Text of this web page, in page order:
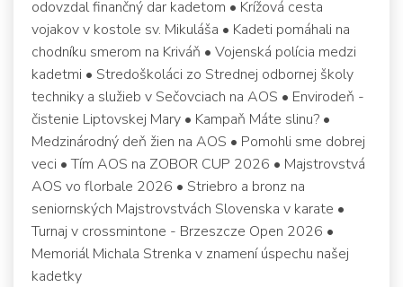
odovzdal finančný dar kadetom • Krížová cesta
vojakov v kostole sv. Mikuláša • Kadeti pomáhali na
chodníku smerom na Kriváň • Vojenská polícia medzi
kadetmi • Stredoškoláci zo Strednej odbornej školy
techniky a služieb v Sečovciach na AOS • Envirodeň -
čistenie Liptovskej Mary • Kampaň Máte slinu? •
Medzinárodný deň žien na AOS • Pomohli sme dobrej
veci • Tím AOS na ZOBOR CUP 2026 • Majstrovstvá
AOS vo florbale 2026 • Striebro a bronz na
seniornských Majstrovstvách Slovenska v karate •
Turnaj v crossmintone - Brzeszcze Open 2026 •
Memoriál Michala Strenka v znamení úspechu našej
kadetky